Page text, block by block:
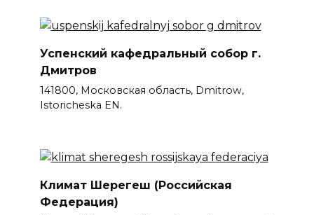
Успенский кафедральный собор г.
Дмитров
141800, Московская область, Dmitrow,
Istoricheska EN.
Климат Шерегеш (Российская
Федерация)